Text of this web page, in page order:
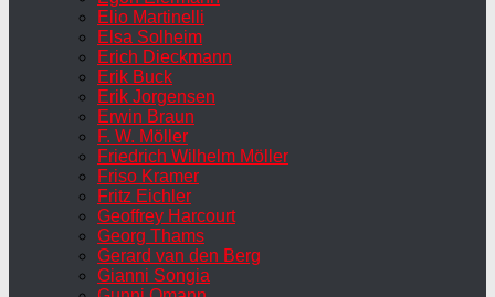
Elio Martinelli
Elsa Solheim
Erich Dieckmann
Erik Buck
Erik Jorgensen
Erwin Braun
F. W. Möller
Friedrich Wilhelm Möller
Friso Kramer
Fritz Eichler
Geoffrey Harcourt
Georg Thams
Gerard van den Berg
Gianni Songia